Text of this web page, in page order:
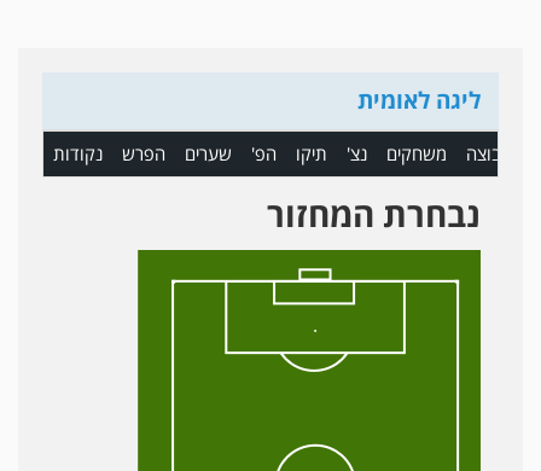
ליגה לאומית
קבוצה משחקים נצ' תיקו הפ' שערים הפרש נקודות
נבחרת המחזור